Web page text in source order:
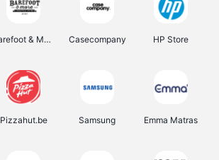
Barefoot & More Casecompany HP Store
Pizzahut.be Samsung Emma Matras